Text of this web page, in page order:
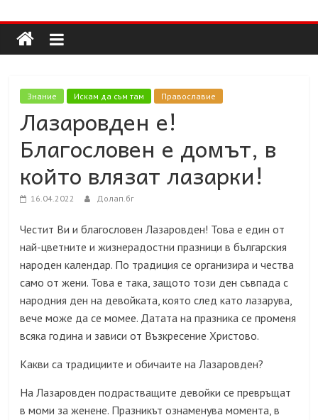
to
content
Долап
БГ
култура|
пътешествия|
мода|
събития|
кухня|
реклама|
Знание Искам да съм там Православие
Лазаровден е!
Благословен е домът, в
който влязат лазарки!
16.04.2022 Долап.бг
Честит Ви и благословен Лазаровден! Това е един от
най-цветните и жизнерадостни празници в българския
народен календар. По традиция се организира и чества
само от жени. Това е така, защото този ден съвпада с
народния ден на девойката, която след като лазарува,
вече може да се момее. Датата на празника се променя
всяка година и зависи от Възкресение Христово.
Какви са традициите и обичаите на Лазаровден?
На Лазаровден подрастващите девойки се превръщат
в моми за женене. Празникът ознаменува момента, в